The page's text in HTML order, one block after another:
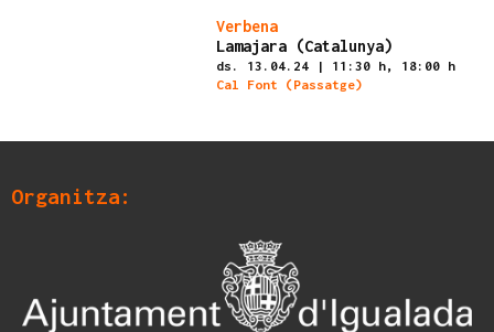
Verbena
Lamajara (Catalunya)
ds. 13.04.24 | 11:30 h,
18:00 h
Cal Font (Passatge)
Organitza: